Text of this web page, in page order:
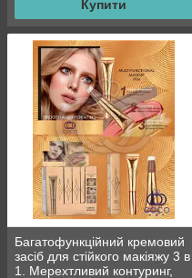
Купити
Багатофункційний кремовий
засіб для стійкого макіяжу 3 в
1. Мерехтливий контуринг,